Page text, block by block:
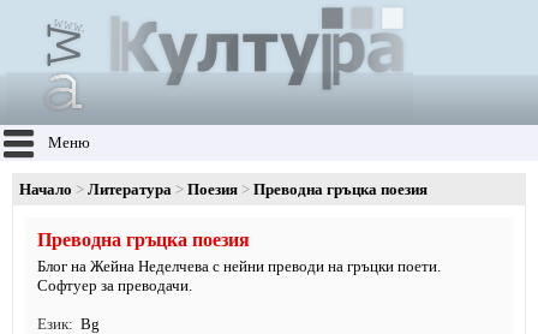
Меню
Начало Литература Поезия Преводна гръцка поезия
Преводна гръцка поезия
Блог на Жейна Неделчева с нейни преводи на гръцки поети.
Софтуер за преводачи.
Език
Bg